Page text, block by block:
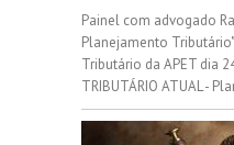
Painel com advogado
Planejamento
Tributário da APET dia
TRIBUTÁRIO ATUAL -